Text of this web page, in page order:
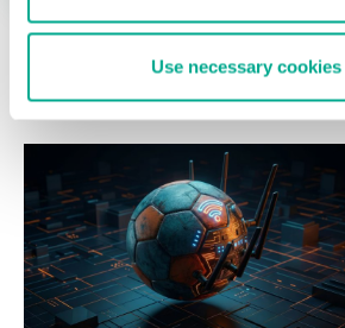
Use necessary
ÚLTIMAS